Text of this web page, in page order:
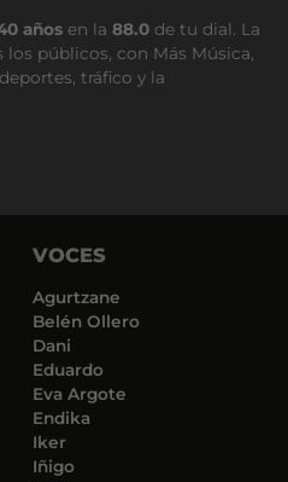
años en la 88.0 de tu dial. La
públicos, con Más Música,
tráfico y la
VOCES
Agurtzane
Belén Ollero
Dani
Eduardo
Eva Argote
Endika
Iker
Iñigo